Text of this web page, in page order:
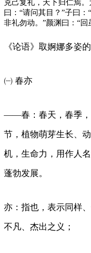
克己复礼，天下归仁焉
曰：“请问其目？”子曰：
非礼勿动。”颜渊曰：“
《论语》取婀娜多姿
㈠ 春亦
——春：春天，春季，
节，植物萌芽生长、
机，生命力，用作人
蓬勃发展。
亦：指也，表示同样
不凡、杰出之义；